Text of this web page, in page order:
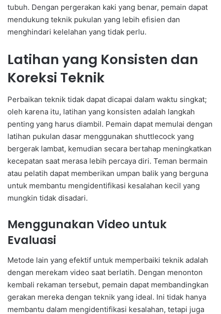
tubuh. Dengan pergerakan kaki yang benar, pemain dapat
mendukung teknik pukulan yang lebih efisien dan
menghindari kelelahan yang tidak perlu.
Latihan yang Konsisten dan
Koreksi Teknik
Perbaikan teknik tidak dapat dicapai dalam waktu singkat;
oleh karena itu, latihan yang konsisten adalah langkah
penting yang harus diambil. Pemain dapat memulai dengan
latihan pukulan dasar menggunakan shuttlecock yang
bergerak lambat, kemudian secara bertahap meningkatkan
kecepatan saat merasa lebih percaya diri. Teman bermain
atau pelatih dapat memberikan umpan balik yang berguna
untuk membantu mengidentifikasi kesalahan kecil yang
mungkin tidak disadari.
Menggunakan Video untuk
Evaluasi
Metode lain yang efektif untuk memperbaiki teknik adalah
dengan merekam video saat berlatih. Dengan menonton
kembali rekaman tersebut, pemain dapat membandingkan
gerakan mereka dengan teknik yang ideal. Ini tidak hanya
membantu dalam mengidentifikasi kesalahan, tetapi juga